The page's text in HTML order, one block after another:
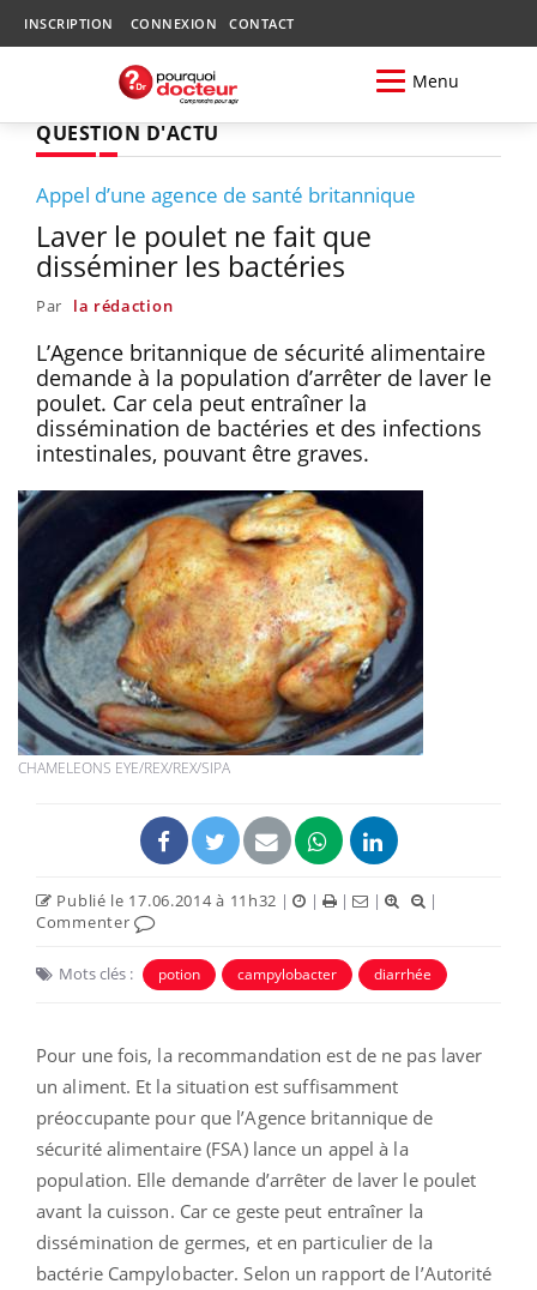
INSCRIPTION CONNEXION CONTACT
Menu
QUESTION D'ACTU
Appel d’une agence de santé britannique
Laver le poulet ne fait que
disséminer les bactéries
Par la rédaction
L’Agence britannique de sécurité alimentaire
demande à la population d’arrêter de laver le
poulet. Car cela peut entraîner la
dissémination de bactéries et des infections
intestinales, pouvant être graves.
CHAMELEONS EYE/REX/REX/SIPA
Publié le 17.06.2014 à 11h32 | | | |
|
Commenter
Mots clés : potion campylobacter diarrhée
Pour une fois, la recommandation est de ne pas laver
un aliment. Et la situation est suffisamment
préoccupante pour que l’Agence britannique de
sécurité alimentaire (FSA) lance un appel à la
population. Elle demande d’arrêter de laver le poulet
avant la cuisson. Car ce geste peut entraîner la
dissémination de germes, et en particulier de la
bactérie Campylobacter. Selon un rapport de l’Autorité